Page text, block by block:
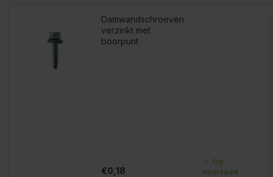
Damwandschroeven
verzinkt met
boorpunt
€0,18
Op
voorraad